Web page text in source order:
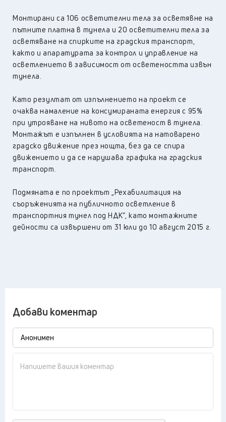
Монтирани са 106 осветителни тела за осветявне на
пътните платна в тунела и 20 осветителни тела за
осветяване на спирките на градския транспорт,
както и апаратурата за контрол и управление на
осветлението в зависимост от осветеността извън
тунела.
Като резултат от изпълнението на проект се
очаква намаление на консумираната енергия с 95%
при утрояване на нивото на осветеност в тунела.
Монтажът е изпълнен в условията на натоварено
градско движение през нощта, без да се спира
движението и да се нарушава графика на градския
транспорт.
Подмяната е по проектът „Рехабилитация на
съоръженията на публичното осветление в
транспортния тунел под НДК“, като монтажните
дейности са извършени от 31 юли до 10 август 2015 г.
Добави коментар